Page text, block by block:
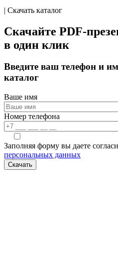
| Скачать каталог
Скачайте PDF-
в один клик
Введите ваш телефон и
каталог
Ваше имя
Номер телефона
Заполняя форму вы даете
персональных данных